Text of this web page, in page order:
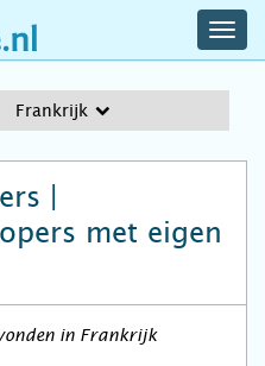
Frankrijk
|
met eigen
in Frankrijk